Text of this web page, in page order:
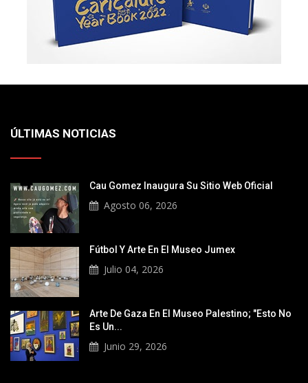
ÚLTIMAS NOTICIAS
Cau Gomez Inaugura Su Sitio Web Oficial
Agosto 06, 2026
Fútbol Y Arte En El Museo Jumex
Julio 04, 2026
Arte De Gaza En El Museo Palestino; "Esto No
Es Un...
Junio 29, 2026